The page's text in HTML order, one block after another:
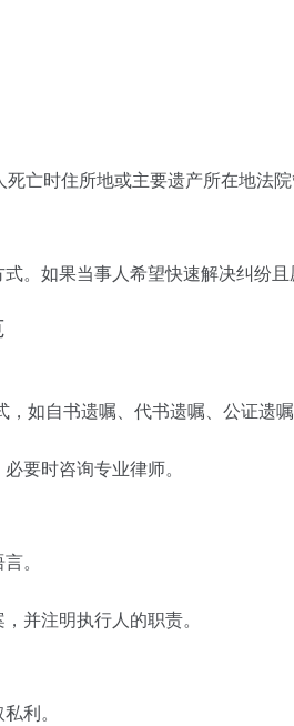
亡时住所地或主要遗产所在地法院
。如果当事人希望快速解决纠纷且
如自书遗嘱、代书遗嘱、公证遗
要时咨询专业律师。
。
并注明执行人的职责。
利。